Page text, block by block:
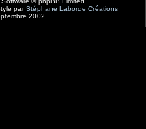
parStéphane Laborde Créations
2002